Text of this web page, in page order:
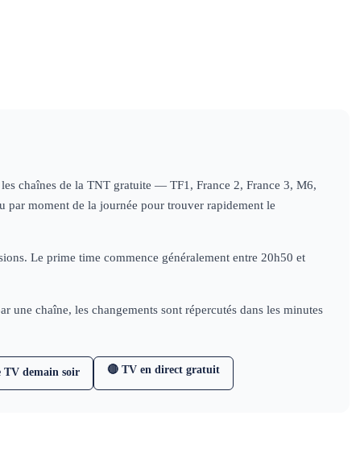
chaînes de la TNT gratuite — TF1, France 2, France 3, M6,
moment de la journée pour trouver rapidement le
Le prime time commence généralement entre 20h50 et
chaîne, les changements sont répercutés dans les minutes
TV demain soir 🔴 TV en direct gratuit